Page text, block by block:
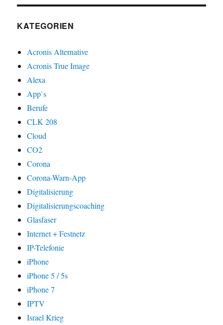
KATEGORIEN
Acronis Alternative
Acronis True Image
Alexa
App`s
Berufe
CLK 208
Cloud
CO2
Corona
Corona-Warn-App
Digitalisierung
Digitalisierungscoaching
Glasfaser
Internet + Festnetz
IP-Telefonie
iPhone
iPhone 5 / 5s
iPhone 7
IPTV
Israel Krieg